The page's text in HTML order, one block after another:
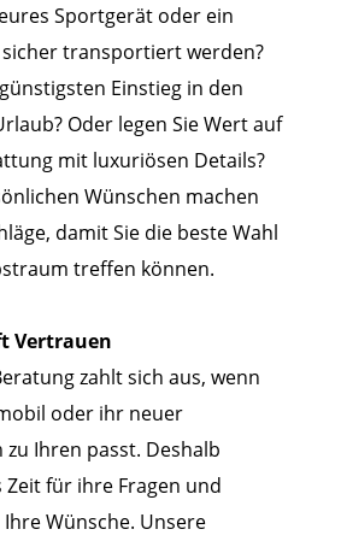
Sportgerät oder ein
transportiert werden?
Einstieg in den
Oder legen Sie Wert auf
mit luxuriösen Details?
Wünschen machen
damit Sie die beste Wahl
treffen können.
Vertrauen
zahlt sich aus, wenn
oder ihr neuer
zu Ihren passt. Deshalb
für ihre Fragen und
Wünsche. Unsere